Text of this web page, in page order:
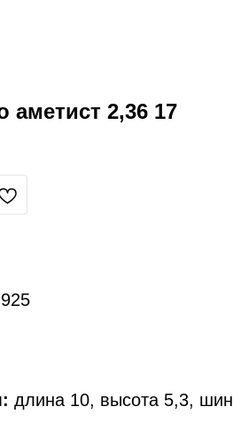
аметист 2,36 17
длина 10, высота 5,3,